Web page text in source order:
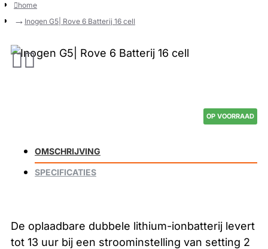
home
Inogen G5| Rove 6 Batterij 16 cell
OP VOORRAAD
OMSCHRIJVING
SPECIFICATIES
De oplaadbare dubbele lithium-ionbatterij levert
tot 13 uur bij een stroominstelling van setting 2